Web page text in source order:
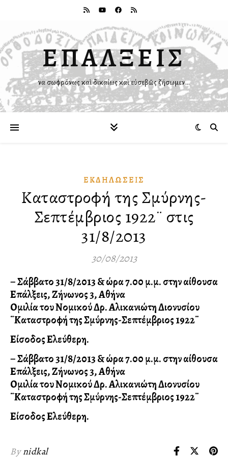
ΕΠΑΛΞΕΙΣ
Ἵνα σωφρόνως καὶ δικαίως καὶ εὐσεβῶς ζήσωμεν…
ἘΚΔΗΛΏΣΕΙΣ
Καταστροφή της Σμύρνης-
Σεπτέμβριος 1922¨ στις
31/8/2013
30/08/2013
– Σάββατο 31/8/2013 & ώρα 7.00 μ.μ. στην αίθουσα
Επάλξεις, Ζήνωνος 3, Αθήνα
Ομιλία του Νομικού Δρ. Αλικανιώτη Διονυσίου
¨Καταστροφή της Σμύρνης-Σεπτέμβριος 1922¨
Είσοδος Ελεύθερη.
– Σάββατο 31/8/2013 & ώρα 7.00 μ.μ. στην αίθουσα
Επάλξεις, Ζήνωνος 3, Αθήνα
Ομιλία του Νομικού Δρ. Αλικανιώτη Διονυσίου
¨Καταστροφή της Σμύρνης-Σεπτέμβριος 1922¨
Είσοδος Ελεύθερη.
Bynidkal